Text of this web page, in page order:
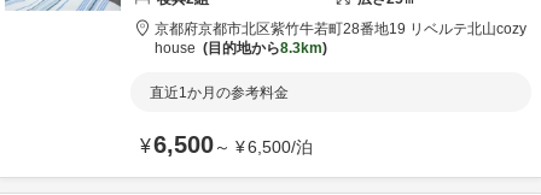
京都府京都市北区紫竹牛若町28番地19 リベルテ北山cozy
house
目的地から8.3km
直近1か月の参考料金
¥6,500～ ¥6,500/泊